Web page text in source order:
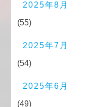
2025年8月
(55)
2025年7月
(54)
2025年6月
(49)